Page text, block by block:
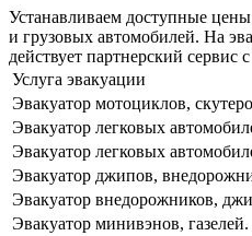
Устанавливаем доступные
и грузовых автомобилей. На
действует партнерский
Услуга эвакуации
Эвакуатор мотоциклов,
Эвакуатор легковых
Эвакуатор легковых
Эвакуатор джипов,
Эвакуатор внедорожников,
Эвакуатор минивэнов, газелей.